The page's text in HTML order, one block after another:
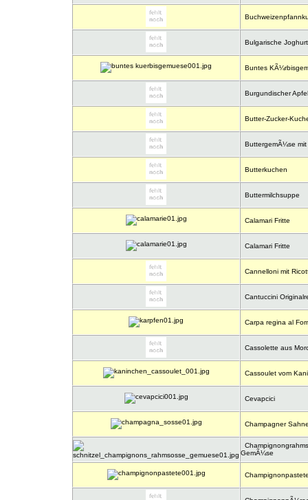
Bulgarische
Buntes
Burgundischer
Butter-Zucker-
ButtergemÃ¼se
Butterkuchen
Buttermilchsuppe
Calamari Fritte
Calamari Fritte
Cannelloni mit
Cantuccini
Carpa regina al
Cassolette aus
Cassoulet vom
Cevapcici
Champagner
GemÃ¼se